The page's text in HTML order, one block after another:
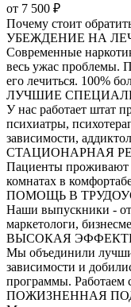
от 7 500 ₽
Почему стоит
УБЕЖДЕНИЕ НА
Современные
весь ужас проблемы.
его лечиться. 100%
ЛУЧШИЕ
У нас работает штат
психиатры,
зависимости,
СТАЦИОНАРНАЯ
Пациенты проживают
комнатах в
ПОМОЩЬ В
Наши выпускники -
маркетологи,
ВЫСОКАЯ
Мы объединили
зависимости и
программы. Работаем
ПОЖИЗНЕННАЯ